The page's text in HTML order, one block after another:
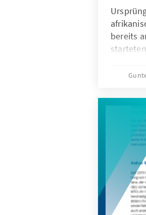
bereits
müssen